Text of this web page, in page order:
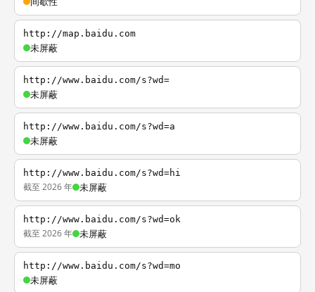
http://map.baidu.com
未屏蔽
http://www.baidu.com/s?wd=
未屏蔽
http://www.baidu.com/s?wd=a
未屏蔽
http://www.baidu.com/s?wd=hi
截至 2026 年 未屏蔽
http://www.baidu.com/s?wd=ok
截至 2026 年 未屏蔽
http://www.baidu.com/s?wd=mo
未屏蔽